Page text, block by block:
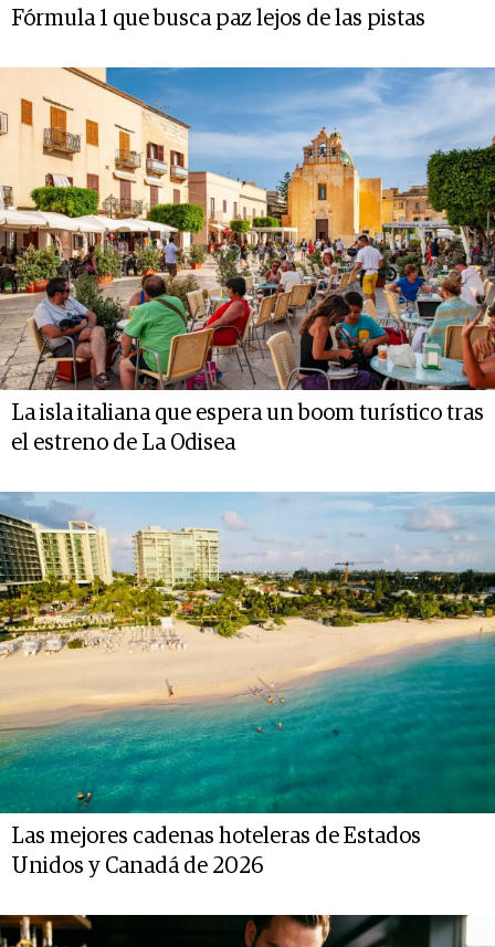
Fórmula 1 que busca paz lejos de las pistas
La isla italiana que espera un boom turístico tras
el estreno de La Odisea
Las mejores cadenas hoteleras de Estados
Unidos y Canadá de 2026